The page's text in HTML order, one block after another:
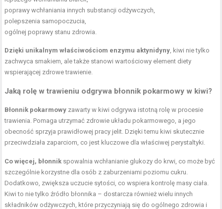
poprawy wchłaniania innych substancji odżywczych,
polepszenia samopoczucia,
ogólnej poprawy stanu zdrowia.
Dzięki unikalnym właściwościom enzymu aktynidyny , kiwi nie tylko
zachwyca smakiem, ale także stanowi wartościowy element diety
wspierającej zdrowe trawienie.
Jaką rolę w trawieniu odgrywa błonnik pokarmowy w kiwi?
Błonnik pokarmowy zawarty w kiwi odgrywa istotną rolę w procesie
trawienia. Pomaga utrzymać zdrowie układu pokarmowego, a jego
obecność sprzyja prawidłowej pracy jelit. Dzięki temu kiwi skutecznie
przeciwdziała zaparciom, co jest kluczowe dla właściwej perystaltyki.
Co więcej, błonnik spowalnia wchłanianie glukozy do krwi, co może być
szczególnie korzystne dla osób z zaburzeniami poziomu cukru.
Dodatkowo, zwiększa uczucie sytości, co wspiera kontrolę masy ciała.
Kiwi to nie tylko źródło błonnika – dostarcza również wielu innych
składników odżywczych, które przyczyniają się do ogólnego zdrowia i